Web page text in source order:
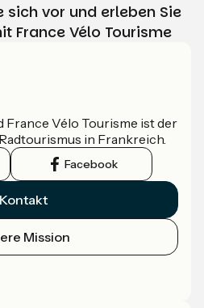
sich vor und erleben Sie
France Vélo Tourisme
France Vélo Tourisme ist der
in Frankreich.
Facebook
Kontakt
Mission